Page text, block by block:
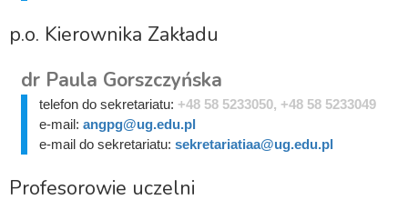
p.o. Kierownika Zakładu
dr Paula Gorszczyńska
telefon do sekretariatu: +48 58 5233050, +48 58 5233049
e-mail: angpg@ug.edu.pl
e-mail do sekretariatu: sekretariatiaa@ug.edu.pl
Profesorowie uczelni